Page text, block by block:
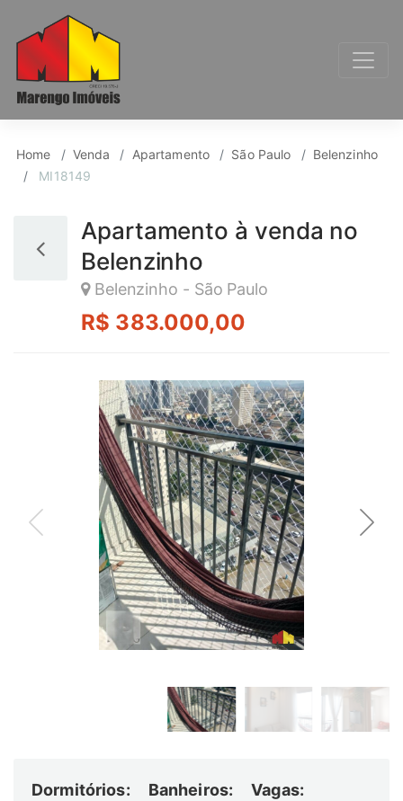
Apartamento para
Home Venda Apartamento São Paulo
Belenzinho
MI18149
Apartamento à venda no
Belenzinho
Belenzinho - São Paulo
R$ 383.000,00
Dormitórios: Banheiros: Vagas: